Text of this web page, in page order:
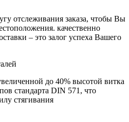
отслеживания заказа, чтобы Вы
качественно
– это залог успеха Вашего
до 40% высотой витка
стандарта DIN 571, что
стягивания